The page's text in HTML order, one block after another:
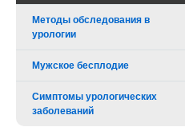
Методы обследования в
урологии
Мужское бесплодие
Симптомы урологических
заболеваний